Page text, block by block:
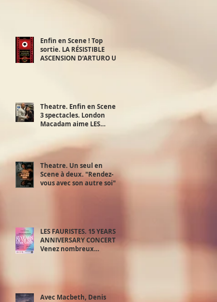
Enfin en Scene ! Top
sortie. LA RÉSISTIBLE
ASCENSION D’ARTURO UI.
Theatre. Enfin en Scene !
3 spectacles. London
Macadam aime LES
Exchange Theatre. 28,29
et 30 juin.
Theatre. Un seul en
Scene à deux. "Rendez-
vous avec son autre soi".
LES FAURISTES. 15 YEARS
ANNIVERSARY CONCERT.
Venez nombreux
Avec Macbeth, Denis